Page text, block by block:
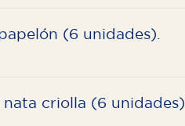
(6 unidades).
criolla (6 unidades).